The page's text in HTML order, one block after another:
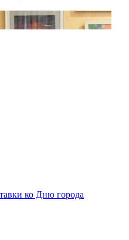
ко Дню города